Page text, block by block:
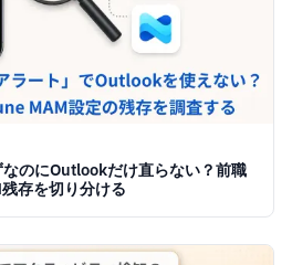
のにOutlookだけ直らない？前職
存を切り分ける